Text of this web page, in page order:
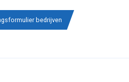
bedrijven